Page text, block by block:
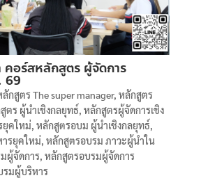
อร์สหลักสูตร ผู้จัดการ
69
กสูตร The super manager, หลักสูตร
ตร ผู้นำเชิงกลยุทธ์, หลักสูตรผู้จัดการเชิง
ยุคใหม่, หลักสูตรอบม ผู้นำเชิงกลยุทธ์,
รยุคใหม่, หลักสูตรอบรม ภาวะผู้นำใน
ผู้จัดการ, หลักสูตรอบรมผู้จัดการ
มผู้บริหาร